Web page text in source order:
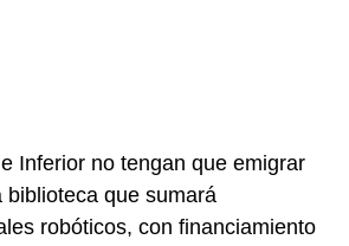
Inferior no tengan que emigrar
que sumará
robóticos, con financiamiento